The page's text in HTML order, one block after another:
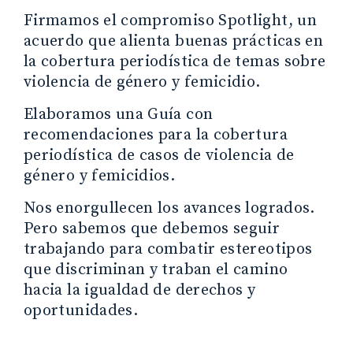
Firmamos el compromiso Spotlight, un
acuerdo que alienta buenas prácticas en
la cobertura periodística de temas sobre
violencia de género y femicidio.
Elaboramos una Guía con
recomendaciones para la cobertura
periodística de casos de violencia de
género y femicidios.
Nos enorgullecen los avances logrados.
Pero sabemos que debemos seguir
trabajando para combatir estereotipos
que discriminan y traban el camino
hacia la igualdad de derechos y
oportunidades.